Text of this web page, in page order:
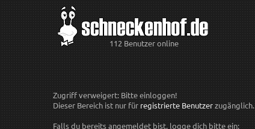
112 Benutzer online
Zugriff verweigert: Bitte einloggen!
Dieser Bereich ist nur für registrierte Benutzerzugänglich.
Falls du bereits angemeldet bist, logge dich bitte ein: